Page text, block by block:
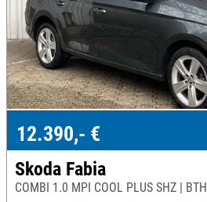
12.390,- €
Skoda Fabia
COMBI 1.0 MPI COOL PLUS SHZ | BTH